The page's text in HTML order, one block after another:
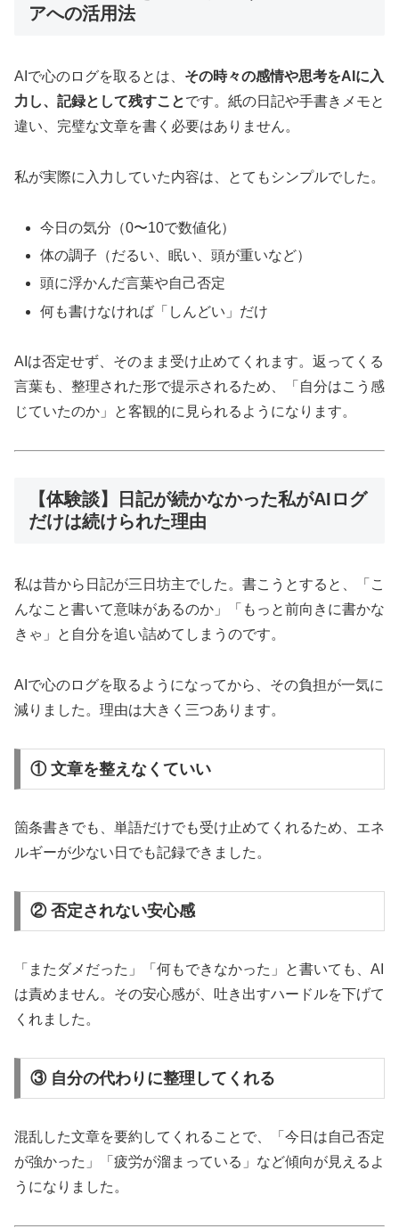
アへの活用法
AIで心のログを取るとは、 その時々の感情や思考をAIに入
力し、記録として残すことです。紙の日記や手書きメモと
違い、完璧な文章を書く必要はありません。
私が実際に入力していた内容は、とてもシンプルでした。
今日の気分（0〜10で数値化）
体の調子（だるい、眠い、頭が重いなど）
頭に浮かんだ言葉や自己否定
何も書けなければ「しんどい」だけ
AIは否定せず、そのまま受け止めてくれます。返ってくる
言葉も、整理された形で提示されるため、「自分はこう感
じていたのか」と客観的に見られるようになります。
【体験談】日記が続かなかった私がAIログ
だけは続けられた理由
私は昔から日記が三日坊主でした。書こうとすると、「こ
んなこと書いて意味があるのか」「もっと前向きに書かな
きゃ」と自分を追い詰めてしまうのです。
AIで心のログを取るようになってから、その負担が一気に
減りました。理由は大きく三つあります。
① 文章を整えなくていい
箇条書きでも、単語だけでも受け止めてくれるため、エネ
ルギーが少ない日でも記録できました。
② 否定されない安心感
「またダメだった」「何もできなかった」と書いても、AI
は責めません。その安心感が、吐き出すハードルを下げて
くれました。
③ 自分の代わりに整理してくれる
混乱した文章を要約してくれることで、「今日は自己否定
が強かった」「疲労が溜まっている」など傾向が見えるよ
うになりました。